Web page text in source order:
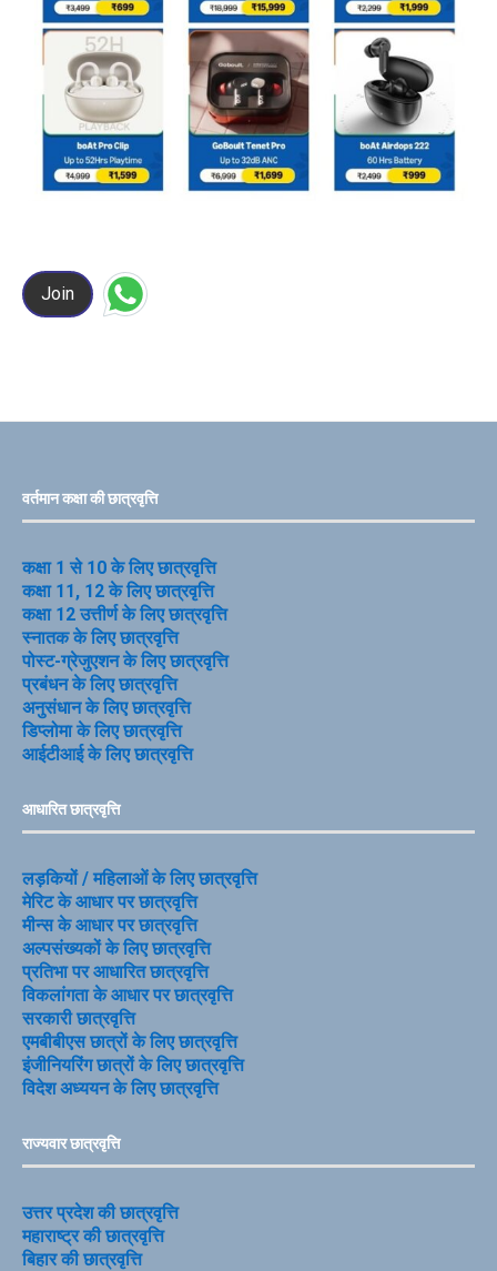
Join
वर्तमान कक्षा की छात्रवृत्ति
कक्षा 1 से 10 के लिए छात्रवृत्ति
कक्षा 11, 12 के लिए छात्रवृत्ति
कक्षा 12 उत्तीर्ण के लिए छात्रवृत्ति
स्नातक के लिए छात्रवृत्ति
पोस्ट-ग्रेजुएशन के लिए छात्रवृत्ति
प्रबंधन के लिए छात्रवृत्ति
अनुसंधान के लिए छात्रवृत्ति
डिप्लोमा के लिए छात्रवृत्ति
आईटीआई के लिए छात्रवृत्ति
आधारित छात्रवृत्ति
लड़कियों / महिलाओं के लिए छात्रवृत्ति
मेरिट के आधार पर छात्रवृत्ति
मीन्स के आधार पर छात्रवृत्ति
अल्पसंख्यकों के लिए छात्रवृत्ति
प्रतिभा पर आधारित छात्रवृत्ति
विकलांगता के आधार पर छात्रवृत्ति
सरकारी छात्रवृत्ति
एमबीबीएस छात्रों के लिए छात्रवृत्ति
इंजीनियरिंग छात्रों के लिए छात्रवृत्ति
विदेश अध्ययन के लिए छात्रवृत्ति
राज्यवार छात्रवृत्ति
उत्तर प्रदेश की छात्रवृत्ति
महाराष्ट्र की छात्रवृत्ति
बिहार की छात्रवृत्ति